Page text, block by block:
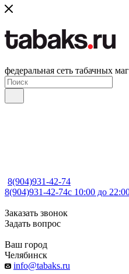
федеральная сеть табачных
8(904)931-42-74
8(904)931-42-74с 10:00 до
Заказать звонок
Задать вопрос
Ваш город
Челябинск
info@tabaks.ru